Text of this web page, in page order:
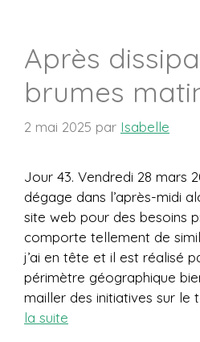
Après
brumes
2 mai 2025 par Isabelle
Jour 43. Vendredi 28 mars
dégage dans l’après-midi
site web pour des besoins
comporte tellement de
j’ai en tête et il est réalisé
périmètre géographique
mailler des initiatives sur le
la suite